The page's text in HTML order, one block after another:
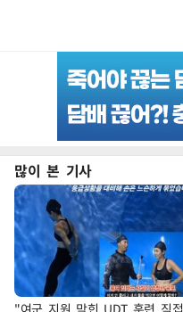
많이 본 기사